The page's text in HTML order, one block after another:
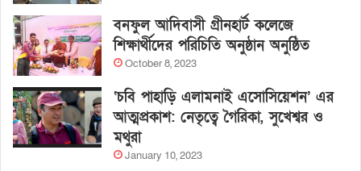
বনফুল আদিবাসী গ্রীনহার্ট কলেজে
শিক্ষার্থীদের পরিচিতি অনুষ্ঠান অনুষ্ঠিত
October 8, 2023
‘চবি পাহাড়ি এলামনাই এসোসিয়েশন’ এর
আত্মপ্রকাশ: নেতৃত্বে গৈরিকা, সুখেশ্বর ও
মথুরা
January 10, 2023